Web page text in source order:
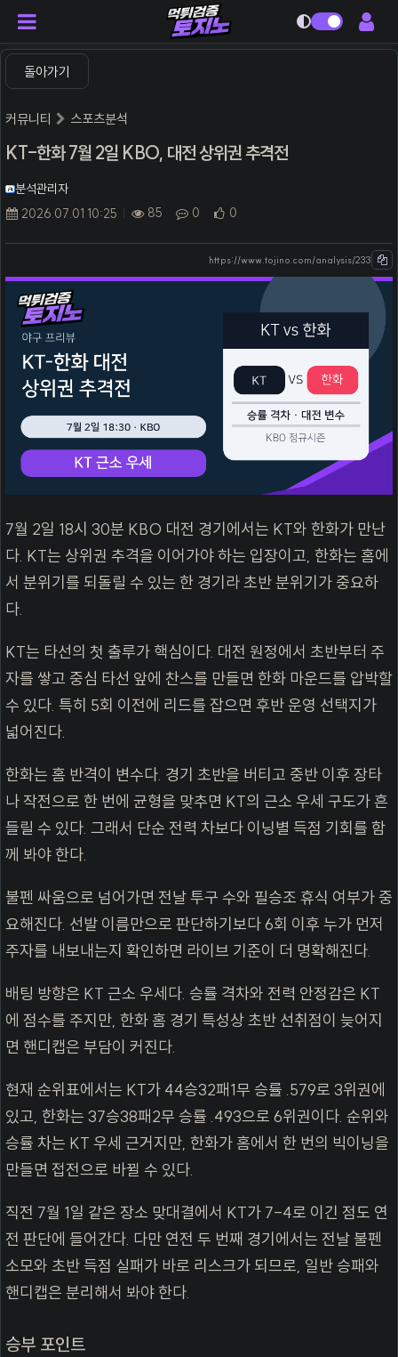
다크모드
돌아가기
커뮤니티 스포츠분석
KT-한화 7월 2일 KBO, 대전 상위권 추격전
분석관리자
2026.07.01 10:25
85 0 0
https://www.tojino.com/analysis/233
본문
7월 2일 18시 30분 KBO 대전 경기에서는 KT와 한화가 만난
다. KT는 상위권 추격을 이어가야 하는 입장이고, 한화는 홈에
서 분위기를 되돌릴 수 있는 한 경기라 초반 분위기가 중요하
다.
KT는 타선의 첫 출루가 핵심이다. 대전 원정에서 초반부터 주
자를 쌓고 중심 타선 앞에 찬스를 만들면 한화 마운드를 압박할
수 있다. 특히 5회 이전에 리드를 잡으면 후반 운영 선택지가
넓어진다.
한화는 홈 반격이 변수다. 경기 초반을 버티고 중반 이후 장타
나 작전으로 한 번에 균형을 맞추면 KT의 근소 우세 구도가 흔
들릴 수 있다. 그래서 단순 전력 차보다 이닝별 득점 기회를 함
께 봐야 한다.
불펜 싸움으로 넘어가면 전날 투구 수와 필승조 휴식 여부가 중
요해진다. 선발 이름만으로 판단하기보다 6회 이후 누가 먼저
주자를 내보내는지 확인하면 라이브 기준이 더 명확해진다.
배팅 방향은 KT 근소 우세다. 승률 격차와 전력 안정감은 KT
에 점수를 주지만, 한화 홈 경기 특성상 초반 선취점이 늦어지
면 핸디캡은 부담이 커진다.
현재 순위표에서는 KT가 44승32패1무 승률 .579로 3위권에
있고, 한화는 37승38패2무 승률 .493으로 6위권이다. 순위와
승률 차는 KT 우세 근거지만, 한화가 홈에서 한 번의 빅이닝을
만들면 접전으로 바뀔 수 있다.
직전 7월 1일 같은 장소 맞대결에서 KT가 7-4로 이긴 점도 연
전 판단에 들어간다. 다만 연전 두 번째 경기에서는 전날 불펜
소모와 초반 득점 실패가 바로 리스크가 되므로, 일반 승패와
핸디캡은 분리해서 봐야 한다.
승부 포인트